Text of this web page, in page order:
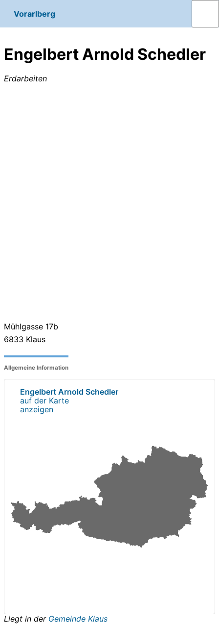
Vorarlberg
Engelbert Arnold Schedler
Erdarbeiten
Mühlgasse 17b
6833 Klaus
Allgemeine Information
Engelbert Arnold Schedler
auf der Karte
anzeigen
Liegt in der Gemeinde Klaus